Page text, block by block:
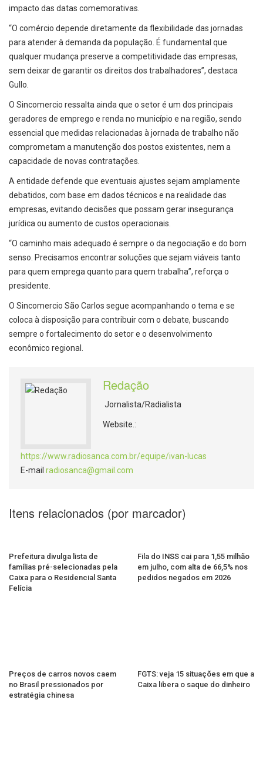
impacto das datas comemorativas.
“O comércio depende diretamente da flexibilidade das jornadas
para atender à demanda da população. É fundamental que
qualquer mudança preserve a competitividade das empresas,
sem deixar de garantir os direitos dos trabalhadores”, destaca
Gullo.
O Sincomercio ressalta ainda que o setor é um dos principais
geradores de emprego e renda no município e na região, sendo
essencial que medidas relacionadas à jornada de trabalho não
comprometam a manutenção dos postos existentes, nem a
capacidade de novas contratações.
A entidade defende que eventuais ajustes sejam amplamente
debatidos, com base em dados técnicos e na realidade das
empresas, evitando decisões que possam gerar insegurança
jurídica ou aumento de custos operacionais.
“O caminho mais adequado é sempre o da negociação e do bom
senso. Precisamos encontrar soluções que sejam viáveis tanto
para quem emprega quanto para quem trabalha”, reforça o
presidente.
O Sincomercio São Carlos segue acompanhando o tema e se
coloca à disposição para contribuir com o debate, buscando
sempre o fortalecimento do setor e o desenvolvimento
econômico regional.
Redação
Jornalista/Radialista
Website.:
https://www.radiosanca.com.br/equipe/ivan-lucas
E-mail radiosanca@gmail.com
Itens relacionados (por marcador)
Prefeitura divulga lista de
famílias pré-selecionadas pela
Caixa para o Residencial Santa
Felícia
Fila do INSS cai para 1,55 milhão
em julho, com alta de 66,5% nos
pedidos negados em 2026
Preços de carros novos caem
no Brasil pressionados por
estratégia chinesa
FGTS: veja 15 situações em que a
Caixa libera o saque do dinheiro